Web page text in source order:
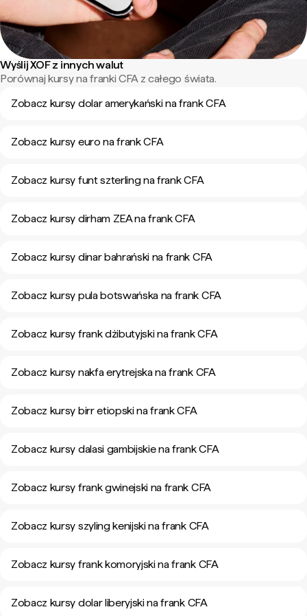
Wyślij XOF z innych walut
Porównaj kursy na franki CFA z całego świata.
Zobacz kursy dolar amerykański na frank CFA
Zobacz kursy euro na frank CFA
Zobacz kursy funt szterling na frank CFA
Zobacz kursy dirham ZEA na frank CFA
Zobacz kursy dinar bahrański na frank CFA
Zobacz kursy pula botswańska na frank CFA
Zobacz kursy frank dżibutyjski na frank CFA
Zobacz kursy nakfa erytrejska na frank CFA
Zobacz kursy birr etiopski na frank CFA
Zobacz kursy dalasi gambijskie na frank CFA
Zobacz kursy frank gwinejski na frank CFA
Zobacz kursy szyling kenijski na frank CFA
Zobacz kursy frank komoryjski na frank CFA
Zobacz kursy dolar liberyjski na frank CFA